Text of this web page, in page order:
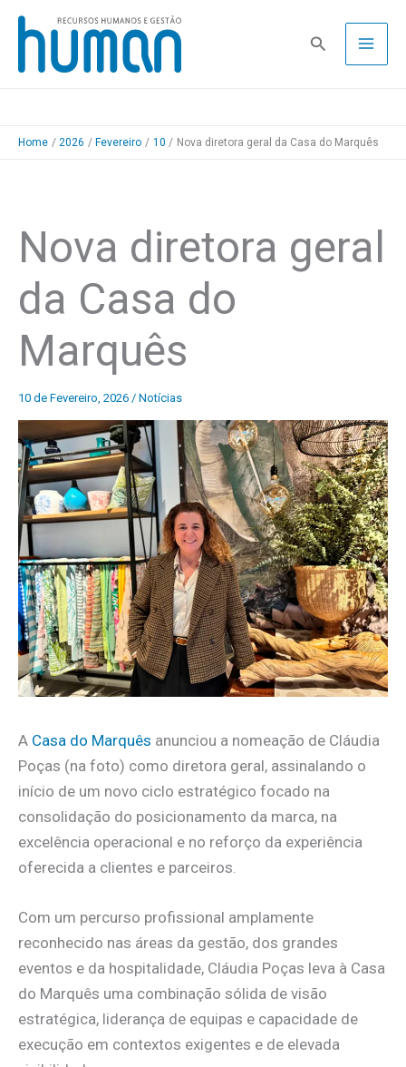
Skip
content
Pesquisa
Home 2026 Fevereiro 10 Nova diretora geral da Casa do Marquês
Nova diretora geral
da Casa do
Marquês
10 de Fevereiro, 2026 / Notícias
A Casa do Marquês anunciou a nomeação de Cláudia
Poças (na foto) como diretora geral, assinalando o
início de um novo ciclo estratégico focado na
consolidação do posicionamento da marca, na
excelência operacional e no reforço da experiência
oferecida a clientes e parceiros.
Com um percurso profissional amplamente
reconhecido nas áreas da gestão, dos grandes
eventos e da hospitalidade, Cláudia Poças leva à Casa
do Marquês uma combinação sólida de visão
estratégica, liderança de equipas e capacidade de
execução em contextos exigentes e de elevada